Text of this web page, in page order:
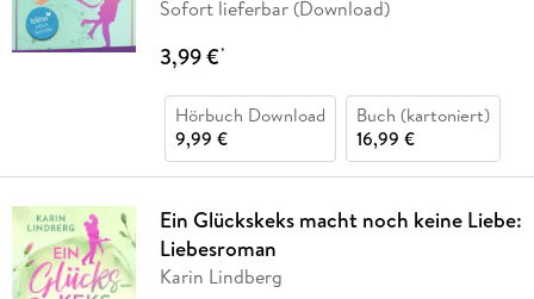
Sofort lieferbar (Download)
3,99 €*
Hörbuch Download
9,99 €
Buch (kartoniert)
16,99 €
Ein Glückskeks macht noch keine Liebe:
Liebesroman
Karin Lindberg